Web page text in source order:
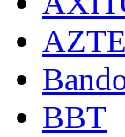
BBT